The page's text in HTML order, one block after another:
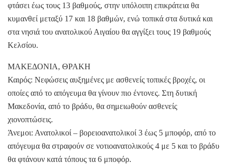
φτάσει έως τους 13 βαθμούς, στην υπόλοιπη επικράτεια θα
κυμανθεί μεταξύ 17 και 18 βαθμών, ενώ τοπικά στα δυτικά και
στα νησιά του ανατολικού Αιγαίου θα αγγίξει τους 19 βαθμούς
Κελσίου.
ΜΑΚΕΔΟΝΙΑ, ΘΡΑΚΗ
Καιρός: Νεφώσεις αυξημένες με ασθενείς τοπικές βροχές, οι
οποίες από το απόγευμα θα γίνουν πιο έντονες. Στη δυτική
Μακεδονία, από το βράδυ, θα σημειωθούν ασθενείς
χιονοπτώσεις.
Άνεμοι: Ανατολικοί – βορειοανατολικοί 3 έως 5 μποφόρ, από το
απόγευμα θα στραφούν σε νοτιοανατολικούς 4 με 5 και το βράδυ
θα φτάνουν κατά τόπους τα 6 μποφόρ.